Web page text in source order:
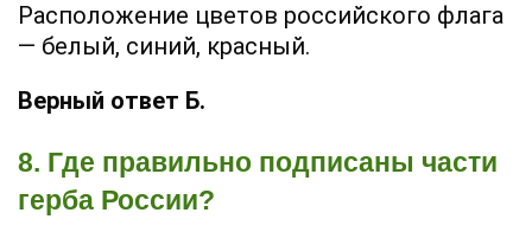
Расположение цветов российского флага
— белый, синий, красный.
Верный ответ Б.
8. Где правильно подписаны части
герба России?